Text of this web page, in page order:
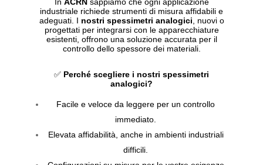
industriale richiede strumenti di misura affidabili e
adeguati. I nostri spessimetri analogici , nuovi o
progettati per integrarsi con le apparecchiature
esistenti, offrono una soluzione accurata per il
controllo dello spessore dei materiali.
✅ Perché scegliere i nostri spessimetri
analogici?
Facile e veloce da leggere per un controllo
immediato.
Elevata affidabilità, anche in ambienti industriali
difficili.